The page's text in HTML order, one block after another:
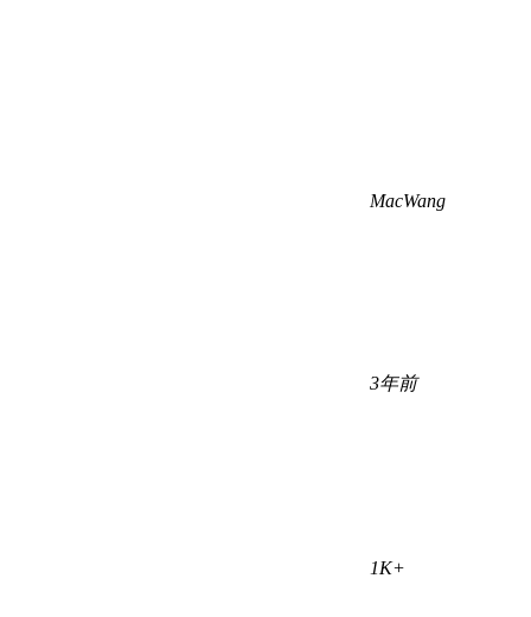
MacWang
3年前
1K+